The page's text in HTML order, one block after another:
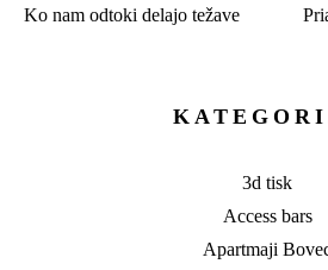
Navigacija
Ko nam odtoki delajo težave
3d tisk
Access bars
Apartmaji